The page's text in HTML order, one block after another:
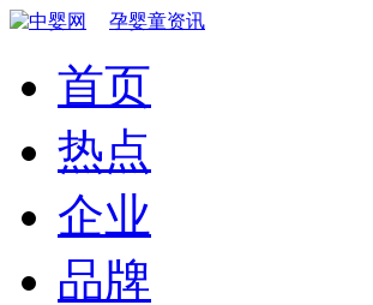
孕婴童资讯
首页
热点
企业
品牌